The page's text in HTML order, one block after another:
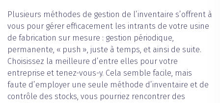
Plusieurs méthodes de gestion de l’inventaire s’offrent à
vous pour gérer efficacement les intrants de votre usine
de fabrication sur mesure : gestion périodique,
permanente, « push », juste à temps, et ainsi de suite.
Choisissez la meilleure d’entre elles pour votre
entreprise et tenez-vous-y. Cela semble facile, mais
faute d’employer une seule méthode d’inventaire et de
contrôle des stocks, vous pourriez rencontrer des